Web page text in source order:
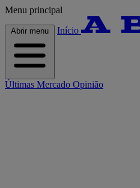
Menu principal
Abrir menu Início
Últimas Mercado Opinião